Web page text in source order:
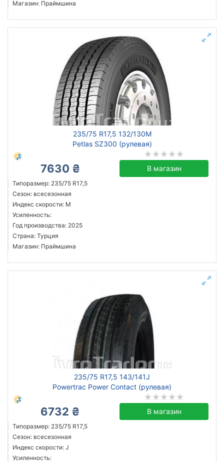
Магазин: Праймшина
235/75 R17,5 132/130M
Petlas SZ300 (рулевая)
7630 ₴ В магазин
Типоразмер: 235/75 R17,5
Сезон: всесезонная
Индекс скорости: M
Усиленность:
Год производства: 2025
Страна: Турция
Магазин: Праймшина
235/75 R17,5 143/141J
Powertrac Power Contact (рулевая)
6732 ₴ В магазин
Типоразмер: 235/75 R17,5
Сезон: всесезонная
Индекс скорости: J
Усиленность: